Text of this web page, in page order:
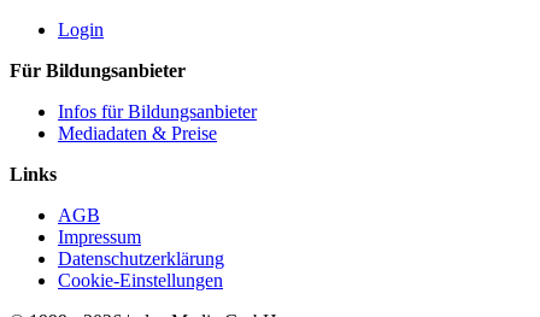
Login
Für Bildungsanbieter
Infos für Bildungsanbieter
Mediadaten & Preise
Links
AGB
Impressum
Datenschutzerklärung
Cookie-Einstellungen